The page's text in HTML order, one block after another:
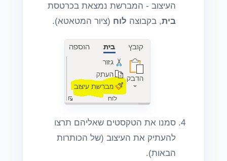
העיצוב - המברשת נמצאת בכרטסת
בית, בקבוצה לוח (ציור המטאטא).
סמנו את הטקסטים שאליהם תרצו
להעתיק את העיצוב (של הכותרות
הבאות).